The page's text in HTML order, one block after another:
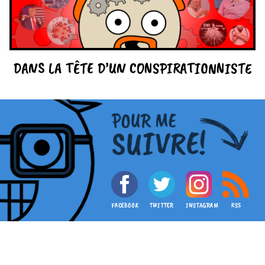
DANS LA TÊTE D’UN CONSPIRATIONNISTE
FACEBOOK TWITTER INSTAGRAM RSS